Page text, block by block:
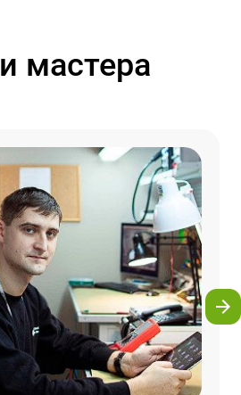
мастера